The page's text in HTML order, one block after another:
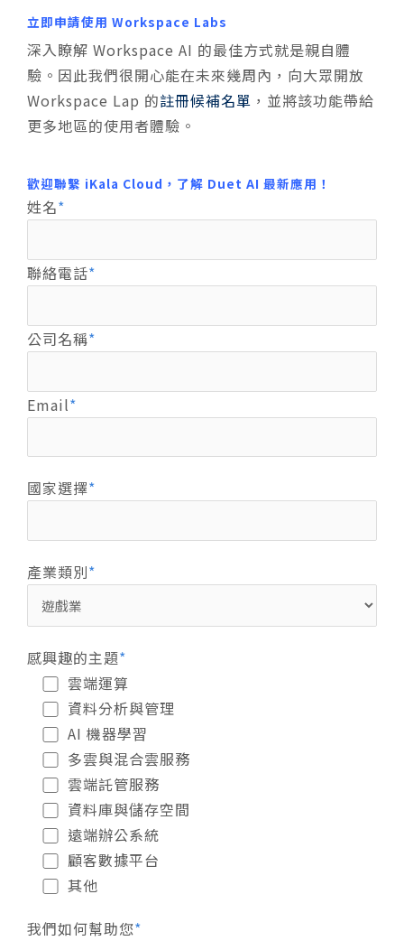
立即申請使用 Workspace Labs
深入瞭解 Workspace AI 的最佳方式就是親自體
驗。因此我們很開心能在未來幾周內，向大眾開放
Workspace Lap 的註冊候補名單 ，並將該功能帶給
更多地區的使用者體驗。
歡迎聯繫 iKala Cloud，了解 Duet AI 最新應用！
姓名
聯絡電話
公司名稱
Email
國家選擇
產業類別
感興趣的主題
雲端運算
資料分析與管理
AI 機器學習
多雲與混合雲服務
雲端託管服務
資料庫與儲存空間
遠端辦公系統
顧客數據平台
其他
我們如何幫助您